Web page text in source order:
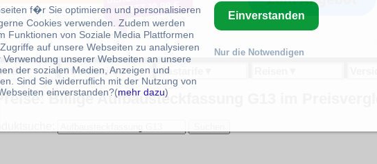
▼ Stromtarife▼ Gastarife
Billige Aufbausteckfassung G13 im
f�r Sie optimieren und personalisieren
Cookies verwenden. Zudem werden
Funktionen von Soziale Media Plattformen
auf unsere Webseiten zu analysieren
unserer Webseiten an unsere
der sozialen Medien, Anzeigen und
Sind Sie widerruflich mit der Nutzung von
einverstanden?(mehr dazu)
Einverstanden
Nur die Notwendigen